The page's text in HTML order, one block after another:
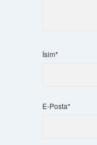
İsim*
E-Posta*